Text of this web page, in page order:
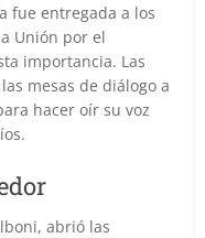
fue entregada a los
Unión por el
importancia. Las
mesas de diálogo a
hacer oír su voz
abrió las